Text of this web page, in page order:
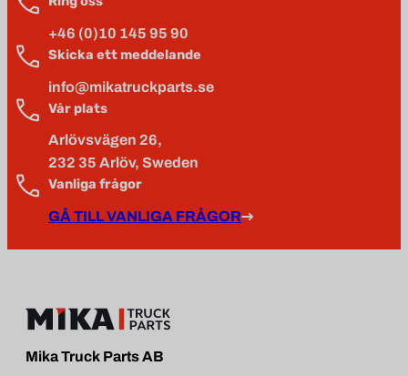
+46 (0)10 145 95 90
Skicka ett meddelande
info@mikatruckparts.se
Vår plats
Arlövsvägen 26,
232 35 Arlöv, Sweden
Vanliga frågor
GÅ TILL VANLIGA FRÅGOR
Mika Truck Parts AB